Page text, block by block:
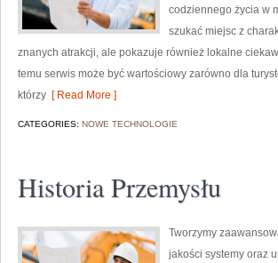
codziennego życia w
szukać miejsc z
znanych atrakcji, ale pokazuje również lokalne
temu serwis może być wartościowy zarówno dla
którzy [ Read More ]
CATEGORIES: NOWE TECHNOLOGIE
Historia Przemysłu
Tworzymy
jakości systemy oraz